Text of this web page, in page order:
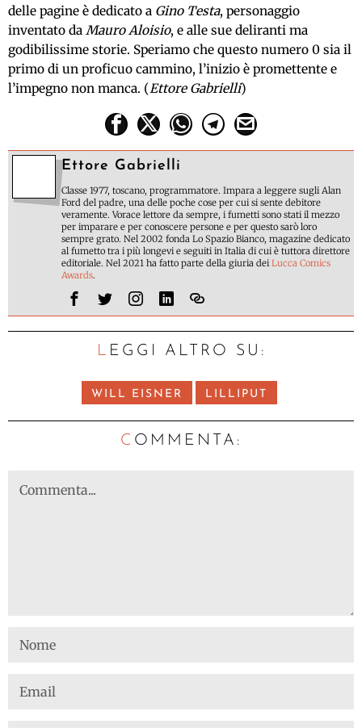
delle pagine è dedicato a Gino Testa, personaggio
inventato da Mauro Aloisio, e alle sue deliranti ma
godibilissime storie. Speriamo che questo numero 0 sia il
primo di un proficuo cammino, l’inizio è promettente e
l’impegno non manca. (Ettore Gabrielli)
Ettore Gabrielli
Classe 1977, toscano, programmatore. Impara a leggere sugli Alan
Ford del padre, una delle poche cose per cui si sente debitore
veramente. Vorace lettore da sempre, i fumetti sono stati il mezzo
per imparare e per conoscere persone e per questo sarò loro
sempre grato. Nel 2002 fonda Lo Spazio Bianco, magazine dedicato
al fumetto tra i più longevi e seguiti in Italia di cui è tuttora direttore
editoriale. Nel 2021 ha fatto parte della giuria deiLucca Comics
Awards.
LEGGI ALTRO SU:
WILL EISNER LILLIPUT
C OMMENTA: